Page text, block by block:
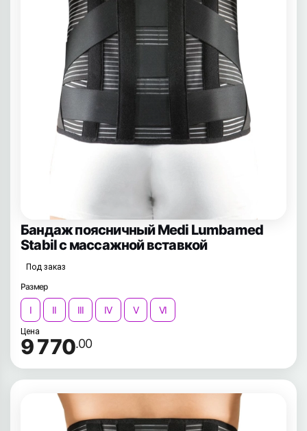
Бандаж поясничный Medi Lumbamed
Stabil с массажной вставкой
Под заказ
Размер
I II III IV V VI
Цена
9 770.00